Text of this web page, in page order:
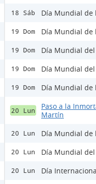
18 Sáb Día Mundial de
19 Dom Día Mundial de
19 Dom Día Mundial
19 Dom Día Mundial
19 Dom Día Mundial de
20 Lun
Paso a la
Martín
20 Lun Día Mundial de
20 Lun Día Mundial
20 Lun Día